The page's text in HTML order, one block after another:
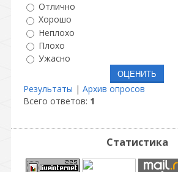
Отлично
Хорошо
Неплохо
Плохо
Ужасно
Результаты | Архив опросов
Всего ответов: 1
Статистика